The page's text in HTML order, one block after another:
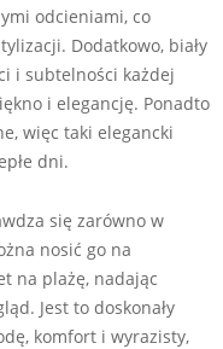
odcieniami, co
Dodatkowo, biały
i subtelności każdej
i elegancję. Ponadto
więc taki elegancki
dni.
się zarówno w
nosić go na
na plażę, nadając
Jest to doskonały
komfort i wyrazisty,